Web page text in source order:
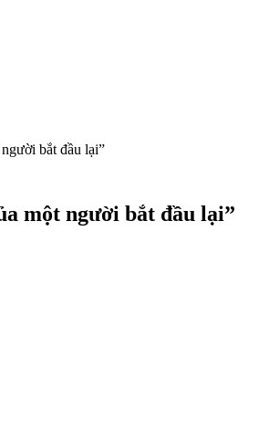
bắt đầu lại”
một người bắt đầu lại”